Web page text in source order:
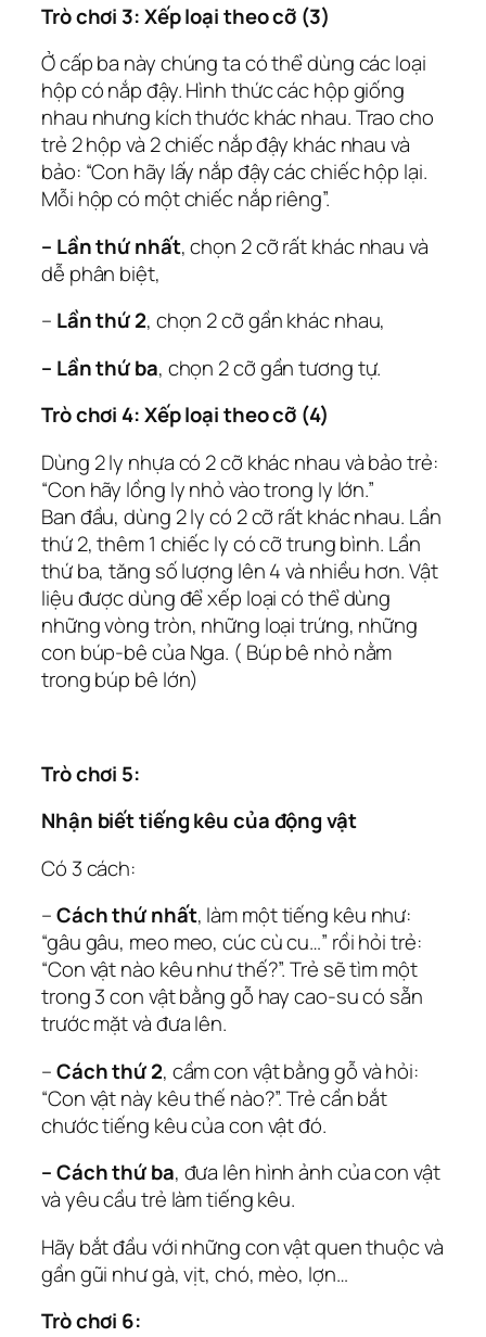
Trò chơi 3: Xếp loại theo cỡ (3)
Ở cấp ba này chúng ta có thể dùng các loại
hộp có nắp đậy. Hình thức các hộp giống
nhau nhưng kích thước khác nhau. Trao cho
trẻ 2 hộp và 2 chiếc nắp đậy khác nhau và
bảo: “Con hãy lấy nắp đậy các chiếc hộp lại.
Mỗi hộp có một chiếc nắp riêng”.
– Lần thứ nhất, chọn 2 cỡ rất khác nhau và
dễ phân biệt,
– Lần thứ 2, chọn 2 cỡ gần khác nhau,
– Lần thứ ba, chọn 2 cỡ gần tương tự.
Trò chơi 4: Xếp loại theo cỡ (4)
Dùng 2 ly nhựa có 2 cỡ khác nhau và bảo trẻ:
“Con hãy lồng ly nhỏ vào trong ly lớn.”
Ban đầu, dùng 2 ly có 2 cỡ rất khác nhau. Lần
thứ 2, thêm 1 chiếc ly có cỡ trung bình. Lần
thứ ba, tăng số lượng lên 4 và nhiều hơn. Vật
liệu được dùng để xếp loại có thể dùng
những vòng tròn, những loại trứng, những
con búp-bê của Nga. ( Búp bê nhỏ nằm
trong búp bê lớn)
Trò chơi 5:
Nhận biết tiếng kêu của động vật
Có 3 cách:
–Cách thứ nhất, làm một tiếng kêu như:
“gâu gâu, meo meo, cúc cù cu…” rồi hỏi trẻ:
“Con vật nào kêu như thế?”. Trẻ sẽ tìm một
trong 3 con vật bằng gỗ hay cao-su có sẵn
trước mặt và đưa lên.
–Cách thứ 2, cầm con vật bằng gỗ và hỏi:
“Con vật này kêu thế nào?”. Trẻ cần bắt
chước tiếng kêu của con vật đó.
– Cách thứ ba, đưa lên hình ảnh của con vật
và yêu cầu trẻ làm tiếng kêu.
Hãy bắt đầu với những con vật quen thuộc và
gần gũi như gà, vịt, chó, mèo, lợn…
Trò chơi 6: